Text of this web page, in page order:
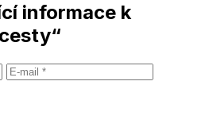
informace k